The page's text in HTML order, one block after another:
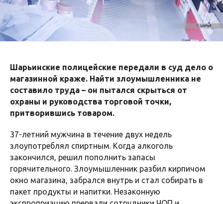
Шарьинские полицейские передали в суд дело о
магазинной краже. Найти злоумышленника не
составило труда – он пытался скрыться от
охраны и руководства торговой точки,
притворившись товаром.
37-летний мужчина в течение двух недель
злоупотреблял спиртным. Когда алкоголь
закончился, решил пополнить запасы
горячительного. Злоумышленник разбил кирпичом
окно магазина, забрался внутрь и стал собирать в
пакет продукты и напитки. Незаконную